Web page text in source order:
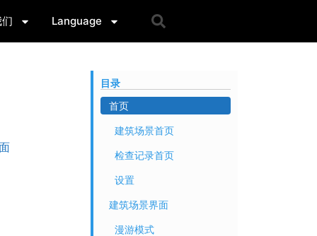
Language
目录
首页
建筑场景首页
检查记录首页
设置
建筑场景界面
漫游模式